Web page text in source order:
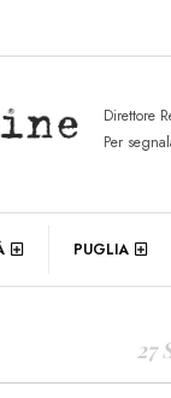
Direttore
Per
PUGLIA
27